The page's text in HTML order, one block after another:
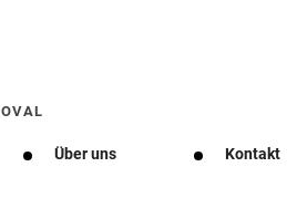
OVAL
Über uns Kontakt